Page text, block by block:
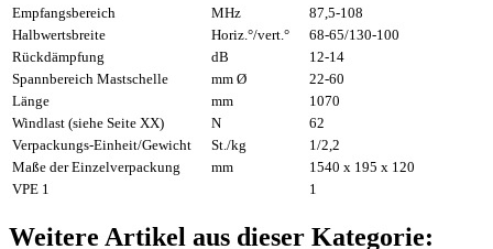
Empfangsbereich
MHz
87,5-108
Halbwertsbreite
Horiz.°/vert.°
68-65/130-100
Rückdämpfung
dB
12-14
Spannbereich Mastschelle
mm Ø
22-60
Länge
mm
1070
Windlast (siehe Seite XX)
N
62
Verpackungs-Einheit/Gewicht
St./kg
1/2,2
Maße der Einzelverpackung
mm
1540 x 195 x 120
VPE 1
1
Weitere Artikel aus dieser Kategorie: